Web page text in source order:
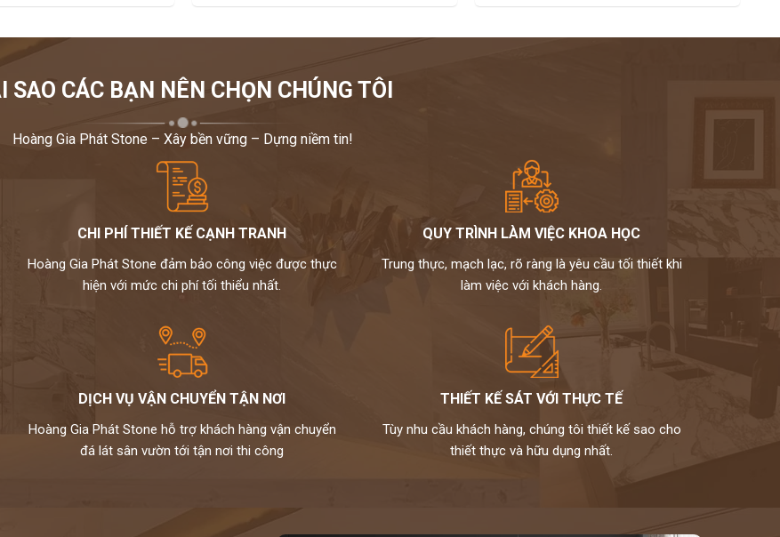
SAO CÁC BẠN NÊN CHỌN CHÚNG TÔI
Hoàng Gia Phát Stone – Xây bền vững – Dựng niềm tin!
CHI PHÍ THIẾT KẾ CẠNH TRANH
Hoàng Gia Phát Stone đảm bảo công việc được thực
hiện với mức chi phí tối thiểu nhất.
QUY TRÌNH LÀM VIỆC KHOA HỌC
Trung thực, mạch lạc, rõ ràng là yêu cầu tối thiết khi
làm việc với khách hàng.
DỊCH VỤ VẬN CHUYỂN TẬN NƠI
Hoàng Gia Phát Stone hỗ trợ khách hàng vận chuyển
đá lát sân vườn tới tận nơi thi công
THIẾT KẾ SÁT VỚI THỰC TẾ
Tùy nhu cầu khách hàng, chúng tôi thiết kế sao cho
thiết thực và hữu dụng nhất.